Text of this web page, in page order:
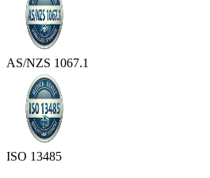
AS/NZS 1067.1
ISO 13485